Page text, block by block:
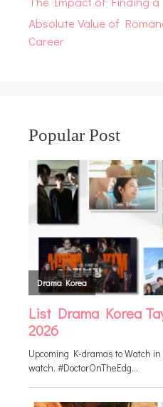
Absolute Value of
Career
Popular Post